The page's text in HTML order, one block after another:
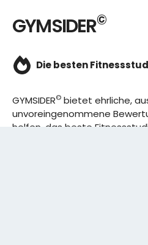
GYMSIDER©
Die besten
GYMSIDER© bietet ehrliche,
unvoreingenommene
helfen, das beste